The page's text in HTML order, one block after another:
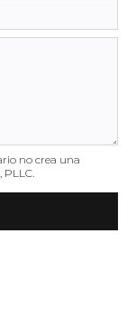
no crea una